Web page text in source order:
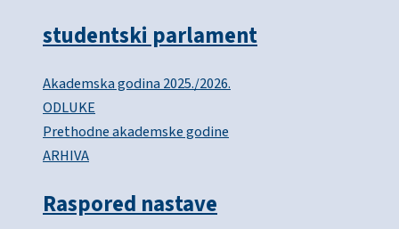
studentski parlament
Akademska godina 2025./2026.
ODLUKE
Prethodne akademske godine
ARHIVA
Raspored nastave